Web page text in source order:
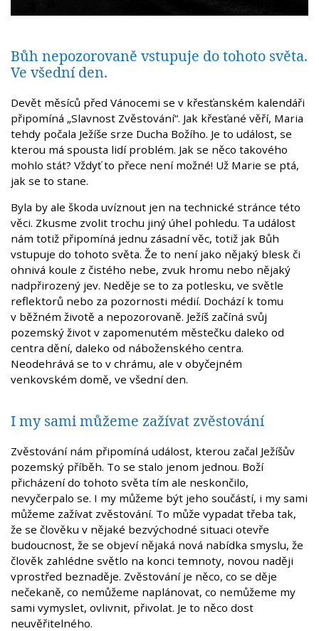
Bůh nepozorovaně vstupuje do tohoto světa.
Ve všední den.
Devět měsíců před Vánocemi se v křesťanském kalendáři
připomíná „Slavnost Zvěstování“. Jak křesťané věří, Maria
tehdy počala Ježíše srze Ducha Božího. Je to událost, se
kterou má spousta lidí problém. Jak se něco takového
mohlo stát? Vždyť to přece není možné! Už Marie se ptá,
jak se to stane.
Byla by ale škoda uvíznout jen na technické stránce této
věci. Zkusme zvolit trochu jiný úhel pohledu. Ta událost
nám totiž připomíná jednu zásadní věc, totiž jak Bůh
vstupuje do tohoto světa. Že to není jako nějaký blesk či
ohnivá koule z čistého nebe, zvuk hromu nebo nějaký
nadpřirozený jev. Neděje se to za potlesku, ve světle
reflektorů nebo za pozornosti médií. Dochází k tomu
v běžném životě a nepozorovaně. Ježíš začíná svůj
pozemský život v zapomenutém městečku daleko od
centra dění, daleko od náboženského centra.
Neodehrává se to v chrámu, ale v obyčejném
venkovském domě, ve všední den.
I my sami můžeme zažívat zvěstování
Zvěstování nám připomíná událost, kterou začal Ježíšův
pozemský příběh. To se stalo jenom jednou. Boží
přicházení do tohoto světa tím ale neskončilo,
nevyčerpalo se. I my můžeme být jeho součástí, i my sami
můžeme zažívat zvěstování. To může vypadat třeba tak,
že se člověku v nějaké bezvýchodné situaci otevře
budoucnost, že se objeví nějaká nová nabídka smyslu, že
člověk zahlédne světlo na konci temnoty, novou naději
vprostřed beznaděje. Zvěstování je něco, co se děje
nečekaně, co nemůžeme naplánovat, co nemůžeme my
sami vymyslet, ovlivnit, přivolat. Je to něco dost
neuvěřitelného.